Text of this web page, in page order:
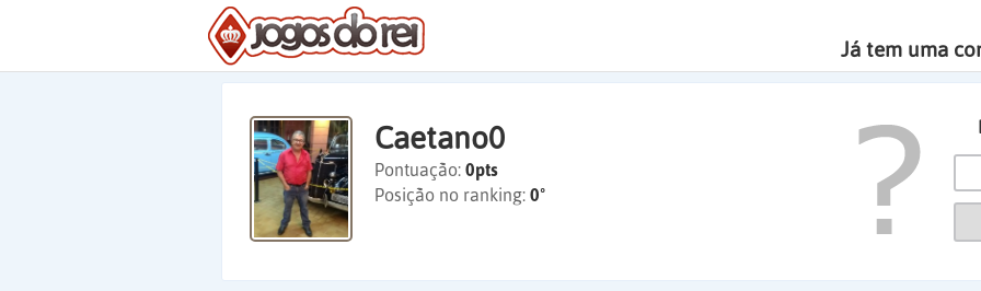
Já tem uma
Caetano0
Pontuação: 0pts
Posição no ranking: 0º